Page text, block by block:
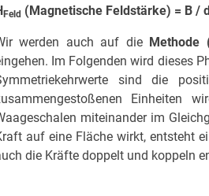
Feld (Magnetische Feldstärke) = B /
werden auch auf dieMethode
Im Folgenden wird dieses
sind die
Einheiten
miteinander im
auf eine Fläche wirkt, ent­steht
die Kräfte dop­pelt und koppeln